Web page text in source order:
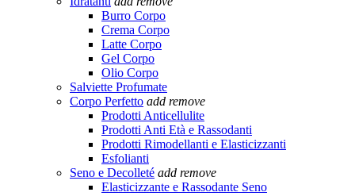
Burro Corpo
Crema Corpo
Latte Corpo
Gel Corpo
Olio Corpo
Salviette Profumate
Corpo Perfetto add remove
Prodotti Anticellulite
Prodotti Anti Età e Rassodanti
Prodotti Rimodellanti e Elasticizzanti
Esfolianti
Seno e Decolleté add remove
Elasticizzante e Rassodante Seno